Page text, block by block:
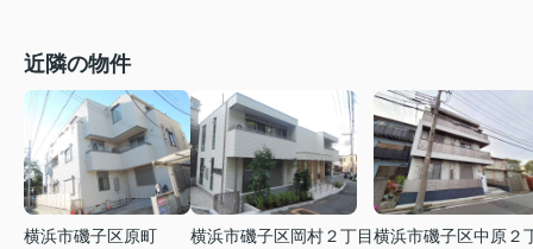
近隣の物件
横浜市磯子区原町
横浜市磯子区岡村２丁目横浜市磯子区中原２